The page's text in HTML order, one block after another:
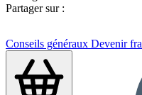
Conseils généraux Devenir
Partager sur :